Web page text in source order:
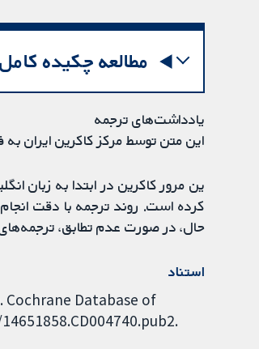
مطالعه چکیده کامل
یادداشت‌های ترجمه
این متن توسط مرکز کاکرین ایران
ین مرور کاکرین در ابتدا به
کرده است. روند ترجمه با دقت
حال، در صورت عدم تطابق،
استناد
Cochrane Database of